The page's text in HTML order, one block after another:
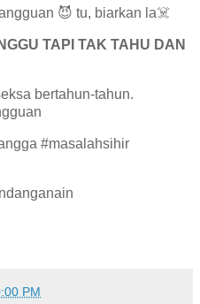
😈 tu, biarkan la☠️
TAPI TAK TAHU DAN
bertahun-tahun.
#masalahsihir
PM